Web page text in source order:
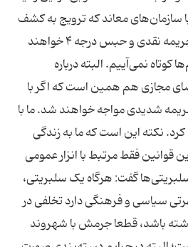
سازمان‌های معاند که ترویج به کشف
حجاب می‌کنند، تایید کند جریمه نقدی و حبس درجه ۴ خواهند
نمی‌آییم. البته درباره
مجازی هم همین است که اگر با
شدیدی مواجه خواهند شد. ما با
نکته این است که ما به زندگی
فقط مرتبط با انزار عمومی
گفت: هرگاه یک سلبریتی،
سیاسی و فرهنگی دارد تخلفی در
باشد، قطعا جرمش با شهروند